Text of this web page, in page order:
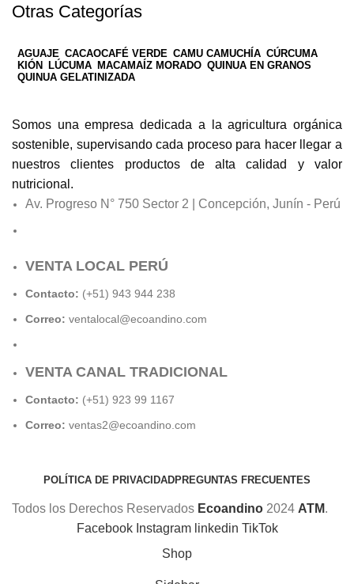
Otras Categorías
AGUAJE CACAOCAFÉ VERDE CAMU CAMUCHÍA CÚRCUMA
KIÓN
LÚCUMA MACAMAÍZ MORADO QUINUA EN GRANOS
QUINUA GELATINIZADA
Somos una empresa dedicada a la agricultura orgánica
sostenible, supervisando cada proceso para hacer llegar a
nuestros clientes productos de alta calidad y valor
nutricional.
Av. Progreso N° 750 Sector 2 | Concepción, Junín - Perú
VENTA LOCAL PERÚ
Contacto: (+51) 943 944 238
Correo: ventalocal@ecoandino.com
VENTA CANAL TRADICIONAL
Contacto: (+51) 923 99 1167
Correo: ventas2@ecoandino.com
POLÍTICA DE PRIVACIDADPREGUNTAS FRECUENTES
Todos los Derechos Reservados Ecoandino 2024 ATM.
Facebook Instagram linkedin TikTok
Shop